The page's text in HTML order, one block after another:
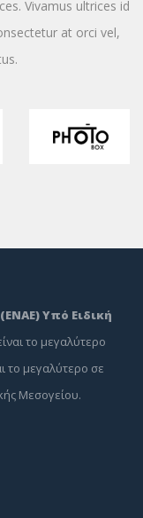
Vivamus ultrices id
at orci vel,
Υπό Ειδική
το μεγαλύτερο
το μεγαλύτερο σε
Μεσογείου.